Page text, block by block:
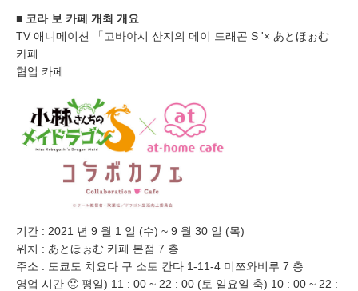
■ 코라 보 카페 개최 개요
TV 애니메이션 「고바야시 산지의 메이 드래곤 S '× あとほぉむ
카페
협업 카페
기간 : 2021 년 9 월 1 일 (수) ~ 9 월 30 일 (목)
위치 : あとほぉむ 카페 본점 7 층
주소 : 도쿄도 치요다 구 소토 칸다 1-11-4 미쯔와비루 7 층
영업 시간 🙁 평일) 11 : 00 ~ 22 : 00 (토 일요일 축) 10 : 00 ~ 22 :